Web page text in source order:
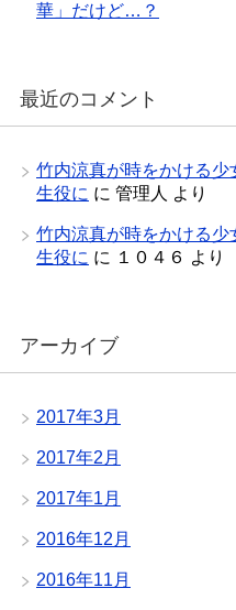
華」だけど…？
最近のコメント
竹内涼真が時をかける少
生役に に 管理人 より
竹内涼真が時をかける少
生役に に １０４６ より
アーカイブ
2017年3月
2017年2月
2017年1月
2016年12月
2016年11月